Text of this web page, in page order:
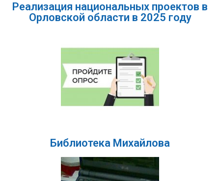
Реализация национальных проектов в
Орловской области в 2025 году
Библиотека Михайлова